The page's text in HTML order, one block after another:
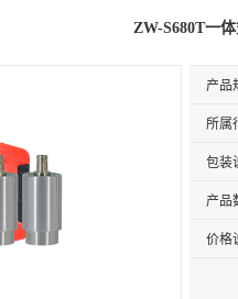
ZW-S680T一
产品
所属
包装
产品
价格